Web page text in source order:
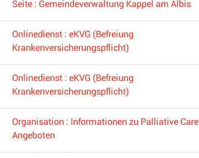
Seite : Gemeindeverwaltung Kappel am Albis
Onlinedienst : eKVG (Befreiung
Krankenversicherungspflicht)
Onlinedienst : eKVG (Befreiung
Krankenversicherungspflicht)
Organisation : Informationen zu Palliative Care
Angeboten